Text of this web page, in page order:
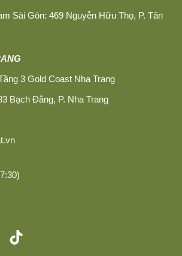
Sài Gòn: 469 Nguyễn Hữu Thọ, P. Tân
3 Gold Coast Nha Trang
Bạch Đằng, P. Nha Trang